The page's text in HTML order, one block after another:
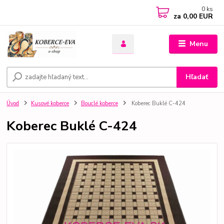
Menu
Hľadať
0 ks
za 0,00 EUR
Úvod Kusové koberce Bouclé koberce Koberec Buklé C-424
Koberec Buklé C-424